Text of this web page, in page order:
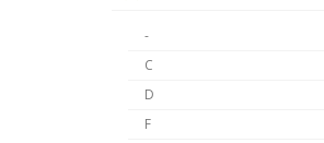
-
C
D
F